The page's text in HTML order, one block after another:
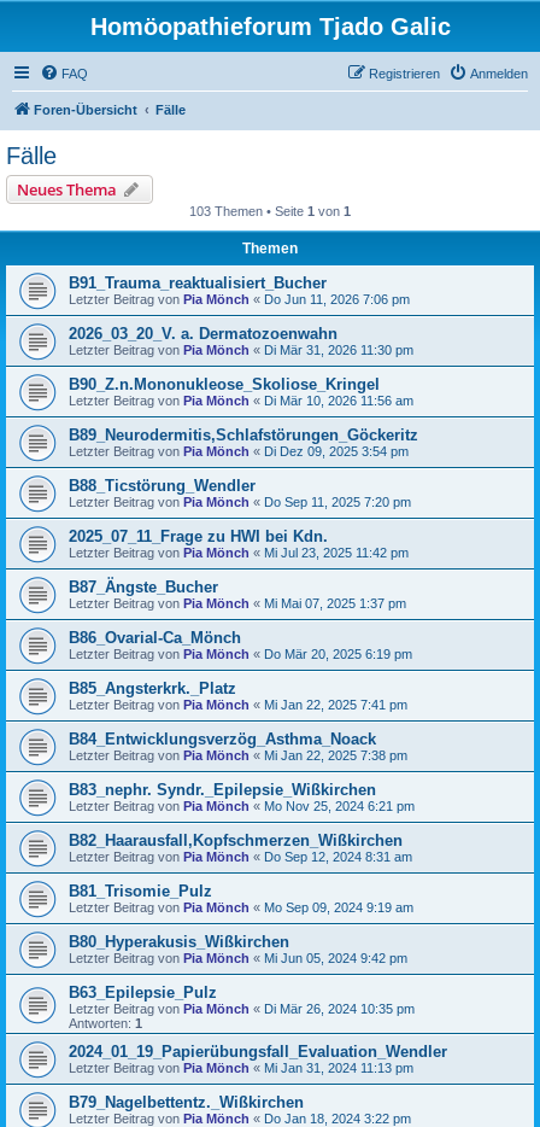
Homöopathieforum Tjado Galic
FAQ Anmelden
Registrieren
Foren-Übersicht Fälle
Fälle
Neues Thema
103 Themen • Seite 1 von 1
Themen
B91_Trauma_reaktualisiert_Bucher
Letzter Beitrag von Pia Mönch « Do Jun 11, 2026 7:06 pm
2026_03_20_V. a. Dermatozoenwahn
Letzter Beitrag von Pia Mönch « Di Mär 31, 2026 11:30 pm
B90_Z.n.Mononukleose_Skoliose_Kringel
Letzter Beitrag von Pia Mönch « Di Mär 10, 2026 11:56 am
B89_Neurodermitis,Schlafstörungen_Göckeritz
Letzter Beitrag von Pia Mönch « Di Dez 09, 2025 3:54 pm
B88_Ticstörung_Wendler
Letzter Beitrag von Pia Mönch « Do Sep 11, 2025 7:20 pm
2025_07_11_Frage zu HWI bei Kdn.
Letzter Beitrag von Pia Mönch « Mi Jul 23, 2025 11:42 pm
B87_Ängste_Bucher
Letzter Beitrag von Pia Mönch « Mi Mai 07, 2025 1:37 pm
B86_Ovarial-Ca_Mönch
Letzter Beitrag von Pia Mönch « Do Mär 20, 2025 6:19 pm
B85_Angsterkrk._Platz
Letzter Beitrag von Pia Mönch « Mi Jan 22, 2025 7:41 pm
B84_Entwicklungsverzög_Asthma_Noack
Letzter Beitrag von Pia Mönch « Mi Jan 22, 2025 7:38 pm
B83_nephr. Syndr._Epilepsie_Wißkirchen
Letzter Beitrag von Pia Mönch « Mo Nov 25, 2024 6:21 pm
B82_Haarausfall,Kopfschmerzen_Wißkirchen
Letzter Beitrag von Pia Mönch « Do Sep 12, 2024 8:31 am
B81_Trisomie_Pulz
Letzter Beitrag von Pia Mönch « Mo Sep 09, 2024 9:19 am
B80_Hyperakusis_Wißkirchen
Letzter Beitrag von Pia Mönch « Mi Jun 05, 2024 9:42 pm
B63_Epilepsie_Pulz
Letzter Beitrag von Pia Mönch « Di Mär 26, 2024 10:35 pm
Antworten: 1
2024_01_19_Papierübungsfall_Evaluation_Wendler
Letzter Beitrag von Pia Mönch « Mi Jan 31, 2024 11:13 pm
B79_Nagelbettentz._Wißkirchen
Letzter Beitrag von Pia Mönch « Do Jan 18, 2024 3:22 pm